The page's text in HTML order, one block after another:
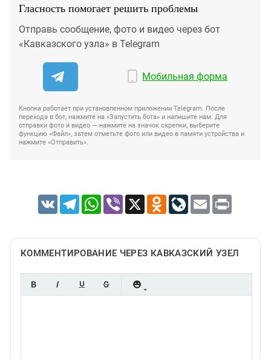
Гласность помогает решить проблемы
Отправь сообщение, фото и видео через бот
«Кавказского узла» в Telegram
Мобильная форма
Кнопка работает при установленном приложении Telegram. После
перехода в бот, нажмите на «Запустить бота» и напишите нам. Для
отправки фото и видео — нажмите на значок скрепки, выберите
функцию «Файл», затем отметьте фото или видео в памяти устройства и
нажмите «Отправить».
VK TelegramWhatsApp
Viber X Odnoklassniki
LiveJournal
Email Print
КОММЕНТИРОВАНИЕ ЧЕРЕЗ КАВКАЗСКИЙ УЗЕЛ